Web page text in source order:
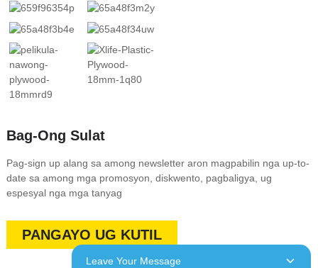
Bag-Ong Sulat
Pag-sign up alang sa among newsletter aron magpabilin nga up-to-
date sa among mga promosyon, diskwento, pagbaligya, ug
espesyal nga mga tanyag
PANGAYO UG KUTIL
Leave Your Message